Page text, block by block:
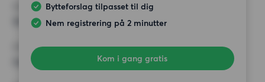
Bytteforslag tilpasset til dig
Nem registrering på 2 minutter
Kom i gang gratis
MAX HUSLEJE
16 000 kr.
Ingen særlige krav